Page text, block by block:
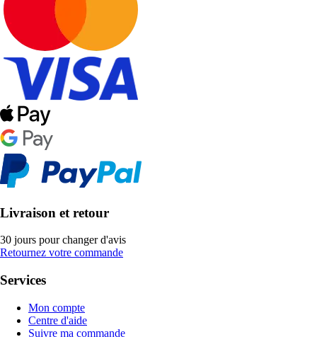
Livraison et retour
30 jours pour changer d'avis
Retournez votre commande
Services
Mon compte
Centre d'aide
Suivre ma commande